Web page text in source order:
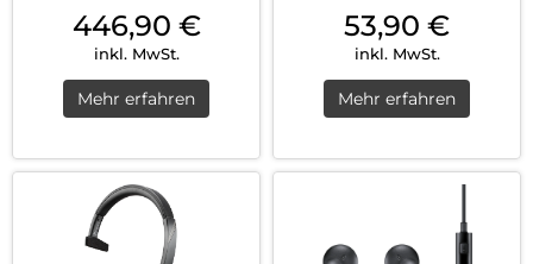
Stereo Headphones
(VPE 10) Weiss
446,90 €
inkl. MwSt.
Mehr erfahren
Headset + 3,5 mm
Stecker + USB C/A
53,90 €
inkl. MwSt.
Mehr erfahren